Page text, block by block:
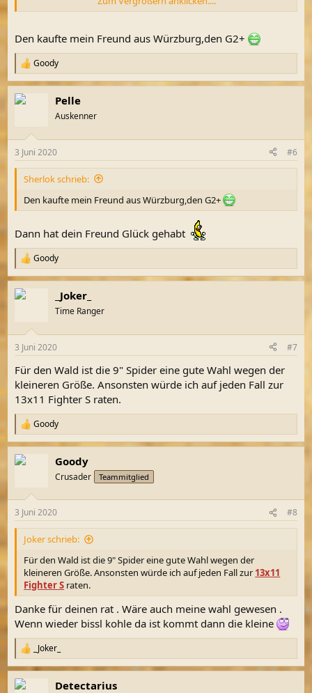
Ein G2+, fast neu, wird gerade im SF von einem User für 550€
Wenn musst schnell sein. Der ist sonst heut Abend weg.
Gruß Pelle
Den kaufte mein Freund aus Würzburg,den G2+
R
e
a
k
e
n
Goody
Pelle
Auskenner
3 Juni 2020 #6
Sherlok schrieb:
Den kaufte mein Freund aus Würzburg,den G2+
Dann hat dein Freund Glück gehabt
R
e
a
k
e
:
Goody
_Joker_
Time Ranger
3 Juni 2020 #7
Für den Wald ist die 9" Spider eine gute Wahl wegen der
kleineren Größe. Ansonsten würde ich auf jeden Fall zur
13x11 Fighter S raten.
R
e
a
k
e
n
Goody
Goody
Crusader Teammitglied
3 Juni 2020 #8
Joker schrieb:
Für den Wald ist die 9" Spider eine gute Wahl wegen der
kleineren Größe. Ansonsten würde ich auf jeden Fall zur 13x11
Fighter S raten.
Danke für deinen rat . Wäre auch meine wahl gewesen .
Wenn wieder bissl kohle da ist kommt dann die kleine
R
e
a
k
_Joker_
Detectarius